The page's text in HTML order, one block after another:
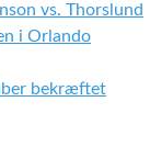
vs. Thorslund
i Orlando
bekræftet